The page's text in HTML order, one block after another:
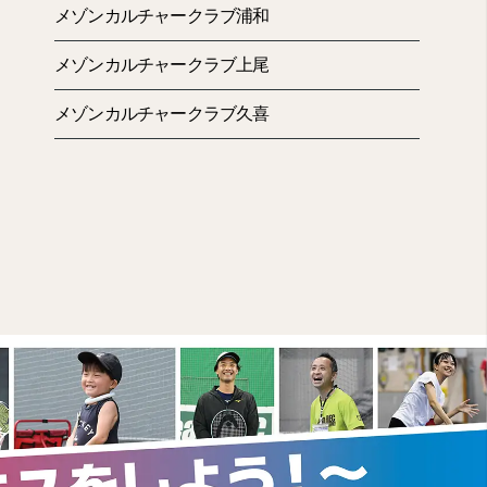
メゾンカルチャークラブ浦和
メゾンカルチャークラブ上尾
メゾンカルチャークラブ久喜